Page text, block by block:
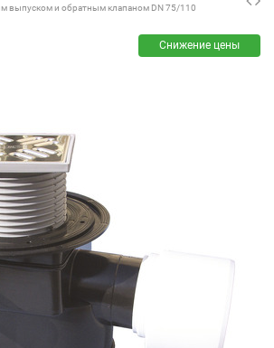
выпуском и обратным клапаном DN 75/110
Снижение цены